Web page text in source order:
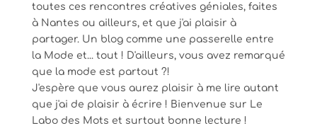
toutes ces rencontres créatives géniales, faites
à Nantes ou ailleurs, et que j'ai plaisir à
partager. Un blog comme une passerelle entre
la Mode et... tout ! D'ailleurs, vous avez remarqué
que la mode est partout ?!
J'espère que vous aurez plaisir à me lire autant
que j'ai de plaisir à écrire ! Bienvenue sur Le
Labo des Mots et surtout bonne lecture !